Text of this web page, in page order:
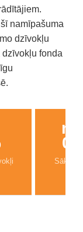
namīpašuma
dzīvokļu
dzīvokļu fonda